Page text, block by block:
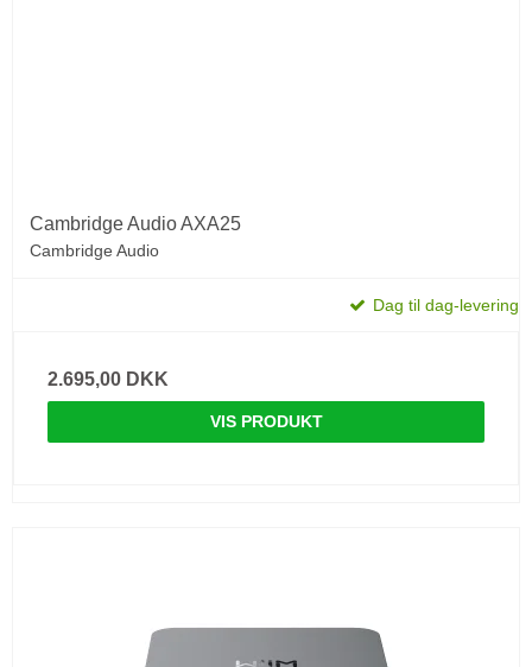
Cambridge Audio AXA25
Cambridge Audio
Dag til dag-levering
2.695,00 DKK
VIS PRODUKT